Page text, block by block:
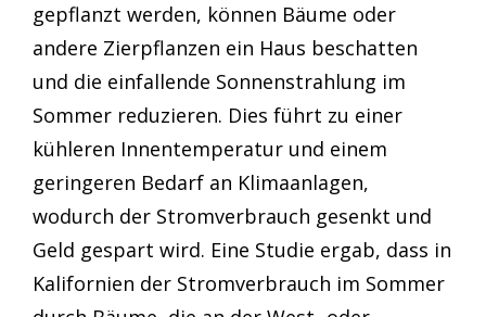
gepflanzt werden, können Bäume oder
andere Zierpflanzen ein Haus beschatten
und die einfallende Sonnenstrahlung im
Sommer reduzieren. Dies führt zu einer
kühleren Innentemperatur und einem
geringeren Bedarf an Klimaanlagen,
wodurch der Stromverbrauch gesenkt und
Geld gespart wird. Eine Studie ergab, dass in
Kalifornien der Stromverbrauch im Sommer